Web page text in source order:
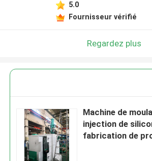
5.0
Fournisseur vérifié
Regardez plus
Machine de
injection de
fabrication de